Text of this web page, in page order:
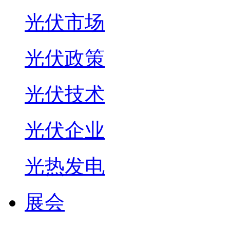
光伏市场
光伏政策
光伏技术
光伏企业
光热发电
展会